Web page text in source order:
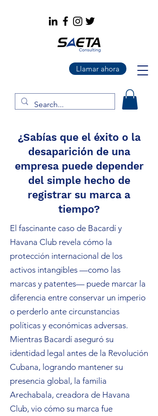
Llamar ahora
¿Sabías que el éxito o la
desaparición de una
empresa puede depender
del simple hecho de
registrar su marca a
tiempo?
El fascinante caso de Bacardí y
Havana Club revela cómo la
protección internacional de los
activos intangibles —como las
marcas y patentes— puede marcar la
diferencia entre conservar un imperio
o perderlo ante circunstancias
políticas y económicas adversas.
Mientras Bacardí aseguró su
identidad legal antes de la Revolución
Cubana, logrando mantener su
presencia global, la familia
Arechabala, creadora de Havana
Club, vio cómo su marca fue